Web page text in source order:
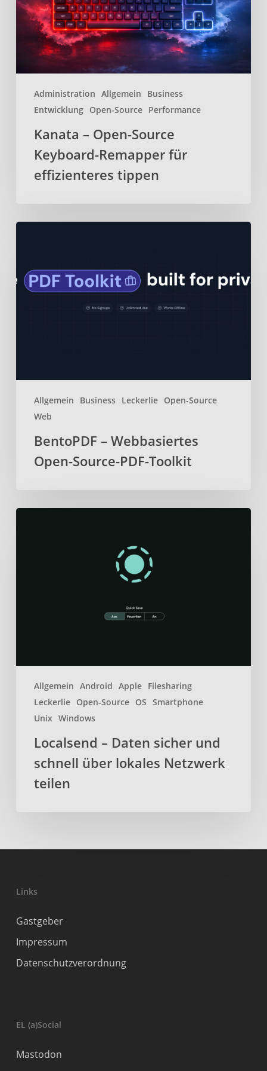
Administration Allgemein
Business
Entwicklung Open-Source Performance
Remapper
für
effizienteres
tippen
Kanata – Open-Source
Keyboard-Remapper für
effizienteres tippen
Allgemein Business Leckerlie Open-Source
Web
Open-
Source-
BentoPDF – Webbasiertes
Open-Source-PDF-Toolkit
Allgemein Android Apple Filesharing
Leckerlie Open-Source OS Smartphone
Unix Windows
Localsend
Localsend – Daten sicher und
schnell über lokales Netzwerk
teilen
Links
Gastgeber
Impressum
Datenschutzverordnung
EL (a)Social
Mastodon